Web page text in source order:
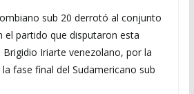
sub 20 derrotó al conjunto
el partido que disputaron esta
Iriarte venezolano, por la
fase final del Sudamericano sub